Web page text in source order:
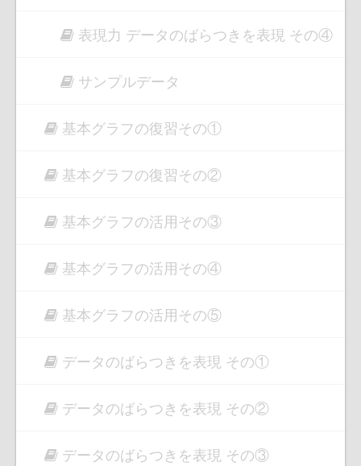
表現力 データのばらつきを表現 その④
サンプルデータ
基本グラフの復習その①
基本グラフの復習その②
基本グラフの活用その③
基本グラフの活用その④
基本グラフの活用その⑤
データのばらつきを表現 その①
データのばらつきを表現 その②
データのばらつきを表現 その③